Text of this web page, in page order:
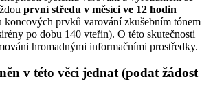
první středu v měsíci ve 12 hodin
koncových prvků varování zkušebním tónem
po dobu 140 vteřin). O této skutečnosti
hromadnými informačními prostředky.
v této věci jednat (podat žádost